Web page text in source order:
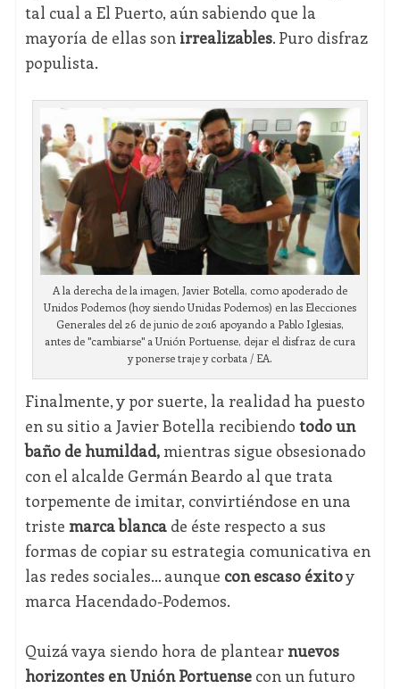
tal cual a El Puerto, aún sabiendo que la
mayoría de ellas son irrealizables. Puro disfraz
populista.
A la derecha de la imagen, Javier Botella, como apoderado de
Unidos Podemos (hoy siendo Unidas Podemos) en las Elecciones
Generales del 26 de junio de 2016 apoyando a Pablo Iglesias,
antes de "cambiarse" a Unión Portuense, dejar el disfraz de cura
y ponerse traje y corbata / EA.
Finalmente, y por suerte, la realidad ha puesto
en su sitio a Javier Botella recibiendo todo un
baño de humildad,mientras sigue obsesionado
con el alcalde Germán Beardo al que trata
torpemente de imitar, convirtiéndose en una
triste marca blancade éste respecto a sus
formas de copiar su estrategia comunicativa en
las redes sociales... aunque con escaso éxitoy
marca Hacendado-Podemos.
Quizá vaya siendo hora de plantear nuevos
horizontes en Unión Portuensecon un futuro